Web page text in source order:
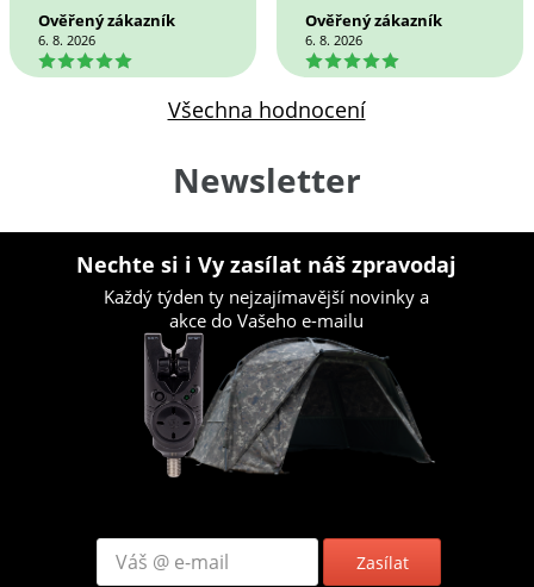
Ověřený zákazník
6. 8. 2026
5
Ověřený zákazník
6. 8. 2026
5
Všechna hodnocení
Newsletter
Nechte si i Vy zasílat náš zpravodaj
Každý týden ty nejzajímavější novinky a
akce do Vašeho e-mailu
Zasílat